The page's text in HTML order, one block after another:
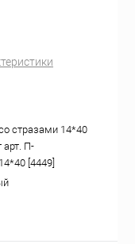
стразами 14*40
П-
[4449]